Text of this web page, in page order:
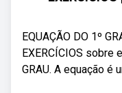
EQUAÇÃO DO 1º
EXERCÍCIOS sobre
GRAU. A equação é